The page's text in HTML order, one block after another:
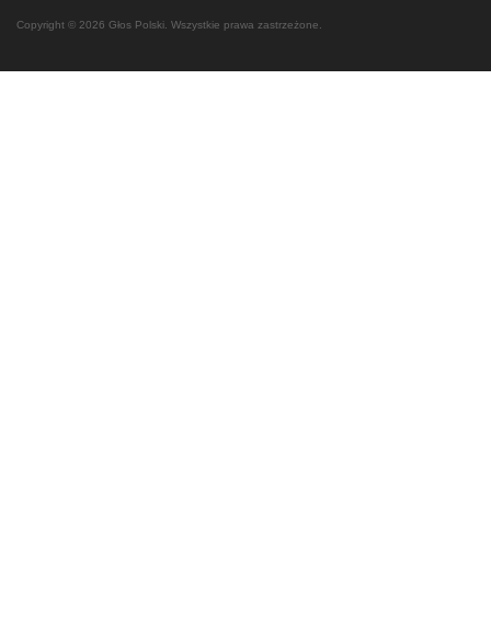
Copyright © 2026 Głos Polski. Wszystkie prawa zastrzeżone.